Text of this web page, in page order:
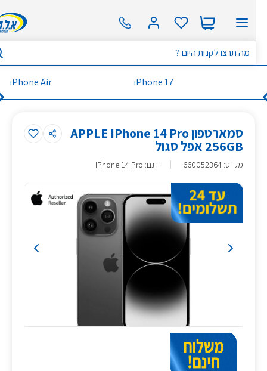
iPhone 17
iPhone Air
סמארטפון APPLE IPhone 14 Pro
256GB אפל סגול
מק״ט:
660052364 דגם: IPhone 14 Pro